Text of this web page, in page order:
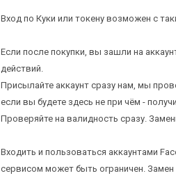
Вход по Куки или токену возможен с
Если после покупки, вы зашли на
действий.
Присылайте аккаунт сразу нам, мы
если вы будете здесь не при чём -
Проверяйте на валидность сразу.
Входить и пользоваться аккаунтами
сервисом может быть ограничен.